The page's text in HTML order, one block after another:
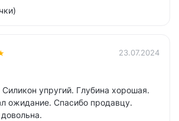
23.07.2024
упругий. Глубина хорошая.
ожидание. Спасибо продавцу.